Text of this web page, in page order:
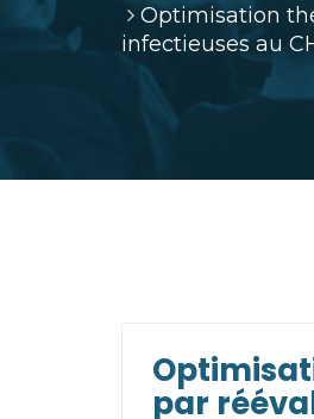
Optimisation
infectieuses au
par